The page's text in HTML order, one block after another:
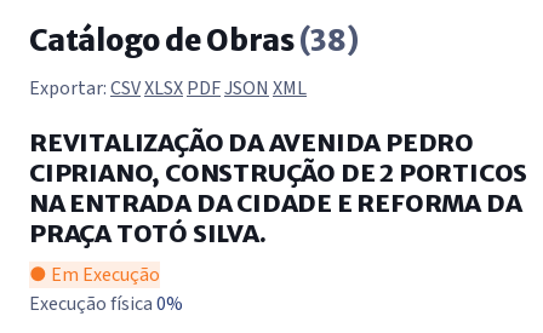
Catálogo de Obras(38)
Exportar:CSVXLSXPDFJSON XML
REVITALIZAÇÃO DA AVENIDA PEDRO
CIPRIANO, CONSTRUÇÃO DE 2 PORTICOS
NA ENTRADA DA CIDADE E REFORMA DA
PRAÇA TOTÓ SILVA.
● Em Execução
Execução física0%